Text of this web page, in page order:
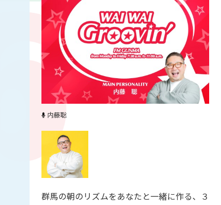
内藤聡
群馬の朝のリズムをあなたと一緒に作る、３